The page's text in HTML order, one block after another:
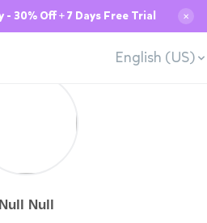
30% Off + 7 Days Free Trial ✕
English (US)
Null Null